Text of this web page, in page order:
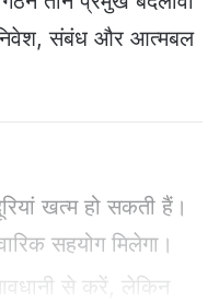
संबंध और आत्मबल
खत्म हो सकती हैं।
सहयोग मिलेगा।
से करें, लेकिन